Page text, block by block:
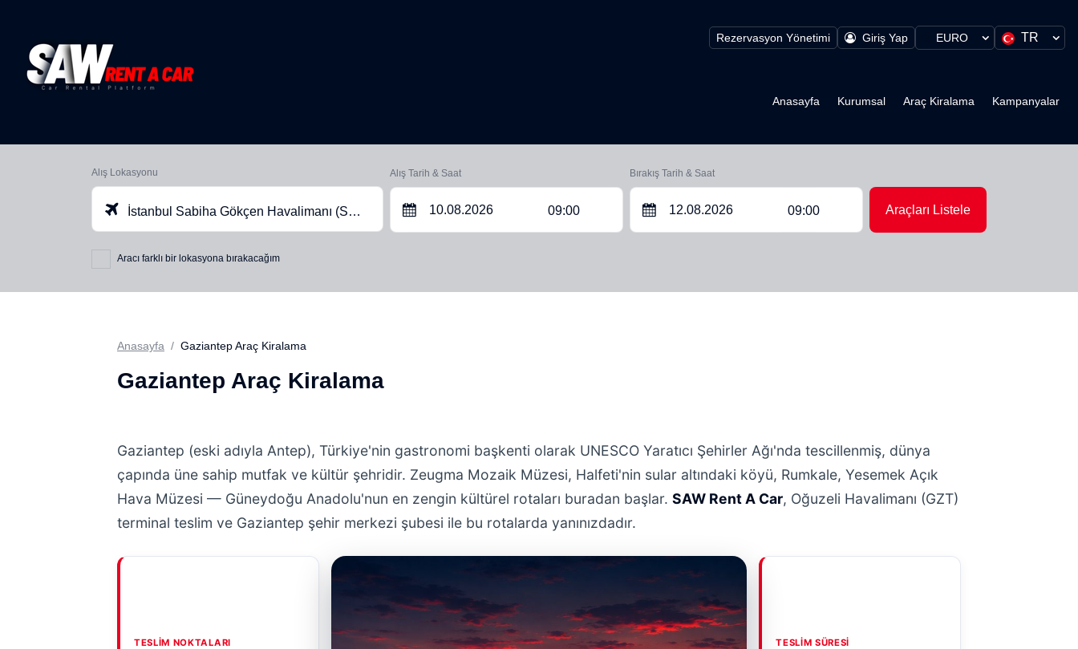
Rezervasyon Yönetimi Giriş Yap TR
EURO
Anasayfa Kurumsal Araç Kiralama Kampanyalar
Alış Lokasyonu
İstanbul Sabiha Gökçen Havalimanı (SAW)
Aracı farklı bir lokasyona bırakacağım
Alış Tarih & Saat
09:00
Bırakış Tarih & Saat
09:00 Araçları Listele
Anasayfa Gaziantep Araç Kiralama
Gaziantep Araç Kiralama
Gaziantep (eski adıyla Antep), Türkiye'nin gastronomi başkenti olarak UNESCO Yaratıcı Şehirler Ağı'nda tescillenmiş, dünya
çapında üne sahip mutfak ve kültür şehridir. Zeugma Mozaik Müzesi, Halfeti'nin sular altındaki köyü, Rumkale, Yesemek Açık
Hava Müzesi — Güneydoğu Anadolu'nun en zengin kültürel rotaları buradan başlar. SAW Rent A Car, Oğuzeli Havalimanı (GZT)
terminal teslim ve Gaziantep şehir merkezi şubesi ile bu rotalarda yanınızdadır.
TESLIM NOKTALARI TESLIM SÜRESI